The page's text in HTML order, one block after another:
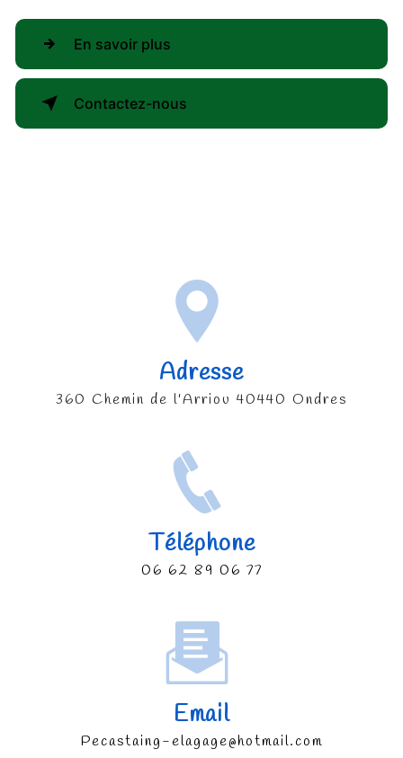
En savoir plus
Contactez-nous
Adresse
360 Chemin de l'Arriou 40440 Ondres
Téléphone
06 62 89 06 77
Email
pecastaing-elagage@hotmail.com